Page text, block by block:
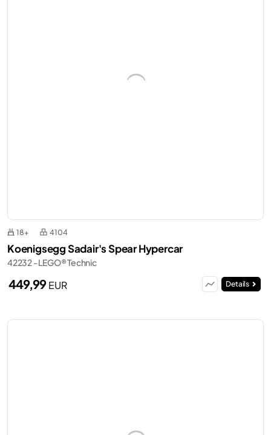
18+ 4104
Koenigsegg Sadair's Spear Hypercar
42232 - LEGO® Technic
449,99EUR Details